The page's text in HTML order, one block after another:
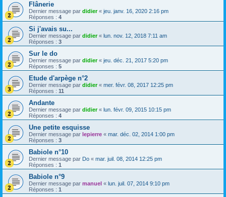
Flânerie
Dernier message par didier« jeu. janv. 16, 2020 2:16 pm
Réponses : 4
Si j'avais su...
Dernier message par didier« lun. nov. 12, 2018 7:11 am
Réponses : 3
Sur le do
Dernier message par didier« jeu. déc. 21, 2017 5:20 pm
Réponses : 5
Etude d'arpège n°2
Dernier message par didier« mer. févr. 08, 2017 12:25 pm
Réponses : 11
Andante
Dernier message par didier« lun. févr. 09, 2015 10:15 pm
Réponses : 4
Une petite esquisse
Dernier message par lepierre « mar. déc. 02, 2014 1:00 pm
Réponses : 3
Babiole n°10
Dernier message par Do « mar. juil. 08, 2014 12:25 pm
Réponses : 1
Babiole n°9
Dernier message par manuel « lun. juil. 07, 2014 9:10 pm
Réponses : 1